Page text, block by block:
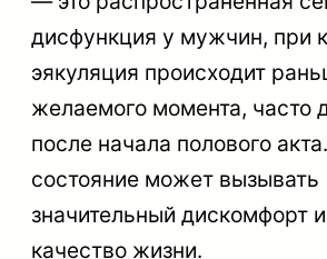
дисфункция у мужчин, при
эякуляция происходит
желаемого момента, часто
после начала полового
состояние может вызывать
значительный дискомфорт
качество жизни.